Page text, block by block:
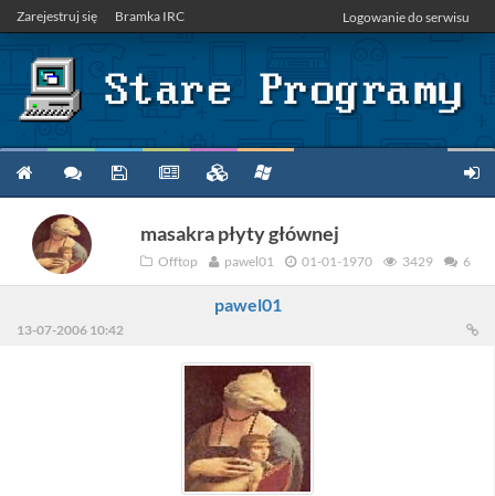
Zarejestruj się Bramka IRC Logowanie do serwisu
masakra płyty głównej
Offtop pawel01 01-01-1970 3429 6
pawel01
13-07-2006 10:42